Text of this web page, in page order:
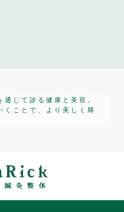
通じて診る健康と美容。
くことで、より美しく輝